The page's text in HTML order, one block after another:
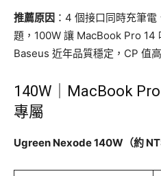
推薦原因 ：4 個接口同時充筆
題，100W 讓 MacBook Pro 14
Baseus 近年品質穩定，CP 值高
140W｜MacBook
專屬
Ugreen Nexode 140W（約